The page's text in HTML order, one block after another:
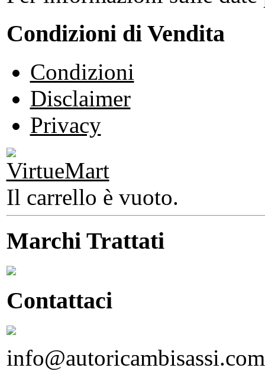
Condizioni di Vendita
Condizioni
Disclaimer
Privacy
Il carrello è vuoto.
Marchi Trattati
Contattaci
info@autoricambisassi.com